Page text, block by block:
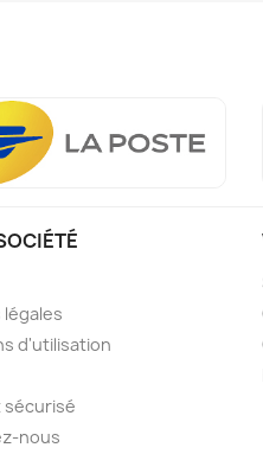
d'utilisation
sécurisé
nous